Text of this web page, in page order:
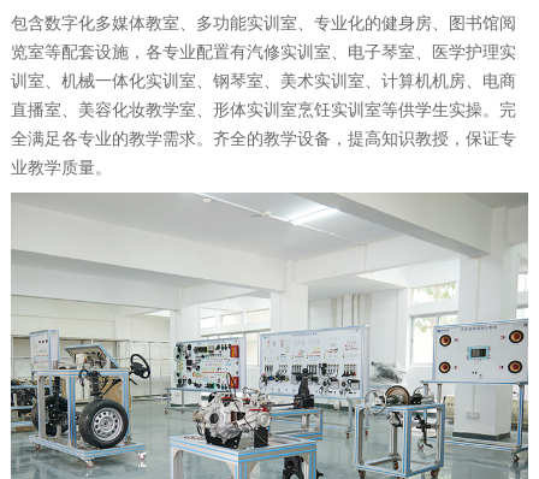
包含数字化多媒体教室、多功能实训室、专业化的健身房、图书馆阅
览室等配套设施，各专业配置有汽修实训室、电子琴室、医学护理实
训室、机械一体化实训室、钢琴室、美术实训室、计算机机房、电商
直播室、美容化妆教学室、形体实训室烹饪实训室等供学生实操。完
全满足各专业的教学需求。齐全的教学设备，提高知识教授，保证专
业教学质量。